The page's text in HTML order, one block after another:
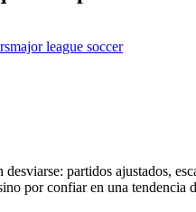
major league soccer
partidos ajustados,
por confiar en una